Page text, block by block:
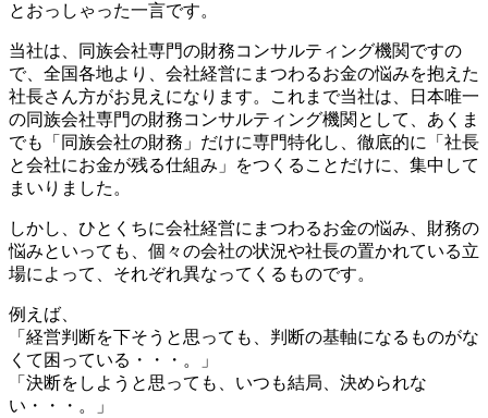
とおっしゃった一言です。
当社は、同族会社専門の財務コンサルティング機関ですの
で、全国各地より、会社経営にまつわるお金の悩みを抱えた
社長さん方がお見えになります。これまで当社は、日本唯一
の同族会社専門の財務コンサルティング機関として、あくま
でも「同族会社の財務」だけに専門特化し、徹底的に「社長
と会社にお金が残る仕組み」をつくることだけに、集中して
まいりました。
しかし、ひとくちに会社経営にまつわるお金の悩み、財務の
悩みといっても、個々の会社の状況や社長の置かれている立
場によって、それぞれ異なってくるものです。
例えば、
「経営判断を下そうと思っても、判断の基軸になるものがな
くて困っている・・・。」
「決断をしようと思っても、いつも結局、決められな
い・・・。」